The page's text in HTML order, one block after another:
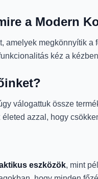
a Modern
amelyek megkönnyítik
kéz a
válogattuk össze
azzal, hogy
eszközök, mint